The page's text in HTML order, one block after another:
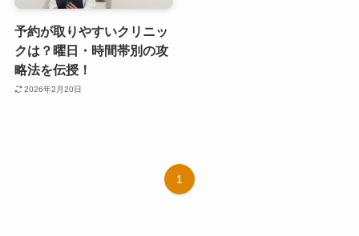
予約が取りやすいクリニッ
クは？曜日・時間帯別の攻
略法を伝授！
2026年2月20日
1